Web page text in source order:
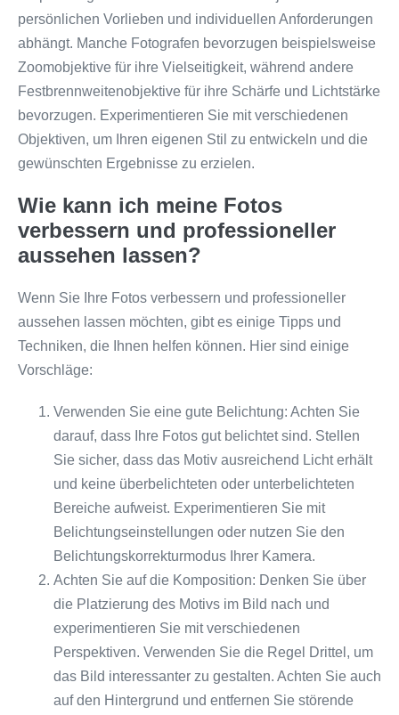
persönlichen Vorlieben und individuellen Anforderungen
abhängt. Manche Fotografen bevorzugen beispielsweise
Zoomobjektive für ihre Vielseitigkeit, während andere
Festbrennweitenobjektive für ihre Schärfe und Lichtstärke
bevorzugen. Experimentieren Sie mit verschiedenen
Objektiven, um Ihren eigenen Stil zu entwickeln und die
gewünschten Ergebnisse zu erzielen.
Wie kann ich meine Fotos
verbessern und professioneller
aussehen lassen?
Wenn Sie Ihre Fotos verbessern und professioneller
aussehen lassen möchten, gibt es einige Tipps und
Techniken, die Ihnen helfen können. Hier sind einige
Vorschläge:
Verwenden Sie eine gute Belichtung: Achten Sie
darauf, dass Ihre Fotos gut belichtet sind. Stellen
Sie sicher, dass das Motiv ausreichend Licht erhält
und keine überbelichteten oder unterbelichteten
Bereiche aufweist. Experimentieren Sie mit
Belichtungseinstellungen oder nutzen Sie den
Belichtungskorrekturmodus Ihrer Kamera.
Achten Sie auf die Komposition: Denken Sie über
die Platzierung des Motivs im Bild nach und
experimentieren Sie mit verschiedenen
Perspektiven. Verwenden Sie die Regel Drittel, um
das Bild interessanter zu gestalten. Achten Sie auch
auf den Hintergrund und entfernen Sie störende